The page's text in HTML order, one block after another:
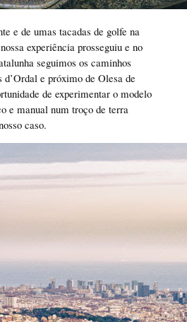
e de umas tacadas de golfe na
experiência prosseguiu e no
seguimos os caminhos
d’Ordal e próximo de Olesa de
de experimentar o modelo
e manual num troço de terra
caso.